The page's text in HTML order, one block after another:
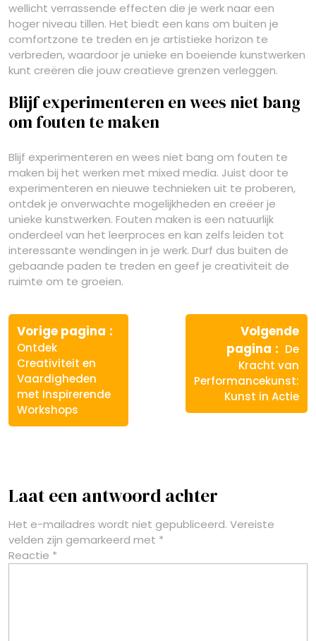
wellicht verrassende effecten die je werk naar een
hoger niveau tillen. Het biedt een kans om buiten je
comfortzone te treden en je artistieke horizon te
verbreden, waardoor je unieke en boeiende kunstwerken
kunt creëren die jouw creatieve grenzen verleggen.
Blijf experimenteren en wees niet bang
om fouten te maken
Blijf experimenteren en wees niet bang om fouten te
maken bij het werken met mixed media. Juist door te
experimenteren en nieuwe technieken uit te proberen,
ontdek je onverwachte mogelijkheden en creëer je
unieke kunstwerken. Fouten maken is een natuurlijk
onderdeel van het leerproces en kan zelfs leiden tot
interessante wendingen in je werk. Durf dus buiten de
gebaande paden te treden en geef je creativiteit de
ruimte om te groeien.
Berichtnavigatie
Vorige pagina
Ontdek
Creativiteit en
Vaardigheden
met Inspirerende
Workshops
Volgende
pagina
De
Kracht van
Performancekunst:
Kunst in Actie
Laat een antwoord achter
Het e-mailadres wordt niet gepubliceerd. Vereiste
velden zijn gemarkeerd met *
Reactie *